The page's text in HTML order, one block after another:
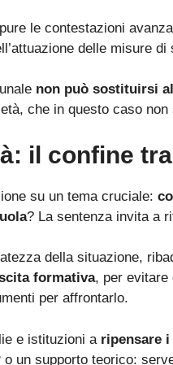
le contestazioni
delle misure
non può sostituirsi
che in questo caso
il confine
su un tema cruciale:
? La sentenza invita a
della situazione,
formativa, per evitare
per affrontarlo.
e istituzioni a ripensare
o un supporto teorico: